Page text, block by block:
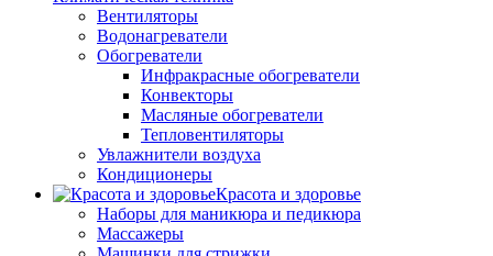
Вентиляторы
Водонагреватели
Обогреватели
Инфракрасные обогреватели
Конвекторы
Масляные обогреватели
Тепловентиляторы
Увлажнители воздуха
Кондиционеры
Красота и здоровье
Наборы для маникюра и педикюра
Массажеры